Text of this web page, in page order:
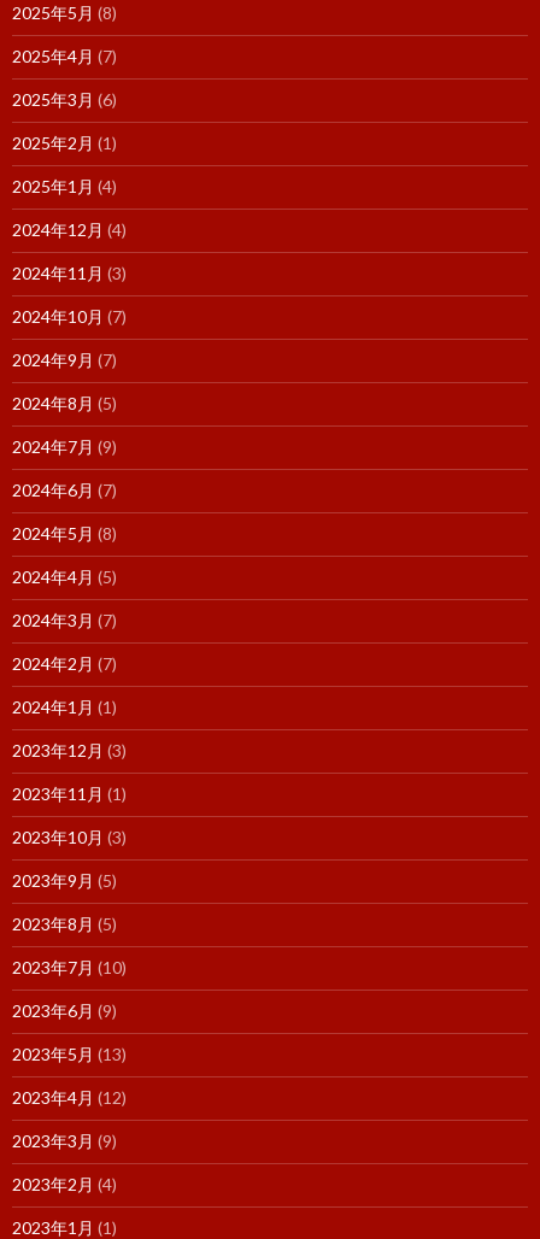
2025年5月 (8)
2025年4月 (7)
2025年3月 (6)
2025年2月 (1)
2025年1月 (4)
2024年12月 (4)
2024年11月 (3)
2024年10月 (7)
2024年9月 (7)
2024年8月 (5)
2024年7月 (9)
2024年6月 (7)
2024年5月 (8)
2024年4月 (5)
2024年3月 (7)
2024年2月 (7)
2024年1月 (1)
2023年12月 (3)
2023年11月 (1)
2023年10月 (3)
2023年9月 (5)
2023年8月 (5)
2023年7月 (10)
2023年6月 (9)
2023年5月 (13)
2023年4月 (12)
2023年3月 (9)
2023年2月 (4)
2023年1月 (1)